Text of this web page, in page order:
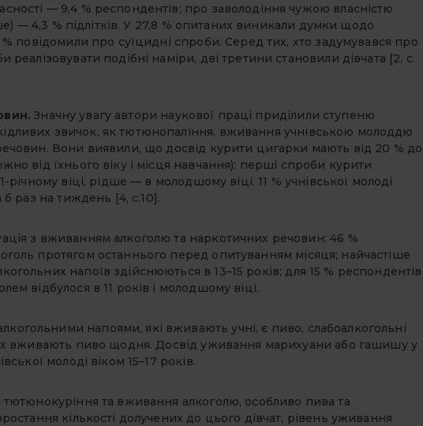
— 9,4 % респондентів; про заволодіння чужою власністю
— 4,3 % підлітків. У 27,8 % опитаних виникали думки щодо
повідомили про суїцидні спроби. Серед тих, хто задумувався про
реалізовувати подібні наміри, дві третини становили дівчата [2, с.
Значну увагу автори наукової праці приділили ступеню
звичок, як тютюнопаління, вживання учнівською молоддю
Вони виявили, що досвід курити цигарки мають від 20 % до
від їхнього віку і місця навчання); перші спроби курити
річному віці, рідше — в молодшому віці. 11 % учнівської молоді
раз на тиждень [4, c.10].
з вживанням алкоголю та наркотичних речовин: 46 %
протягом останнього перед опитуванням місяця; найчастіше
напоїв здійснюються в 13–15 років; для 15 % респондентів
відбулося в 11 років і молодшому віці.
напоями, які вживають учні, є пиво, слабоалкогольні
вживають пиво щодня. Досвід уживання марихуани або гашишу у
молоді віком 15–17 років.
тютюнокуріння та вживання алкоголю, особливо пива та
кількості долучених до цього дівчат, рівень уживання